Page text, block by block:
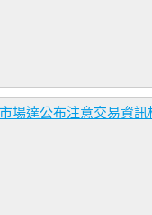
場達公布注意交易資